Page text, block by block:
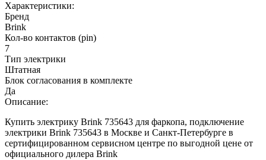
Характеристики:
Бренд
Brink
Кол-во контактов (pin)
7
Тип электрики
Штатная
Блок согласования в комплекте
Да
Описание:
Купить электрику Brink 735643 для фаркопа, подключение
электрики Brink 735643 в Москве и Санкт-Петербурге в
сертифицированном сервисном центре по выгодной цене от
официального дилера Brink